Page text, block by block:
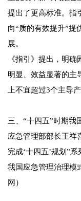
提出了更高标准。指
向“质的有效提升”提
展。
《指引》提出，明
明显、效益显著的主
上不宜超过3个主导
三、“十四五”时期我
应急管理部部长王祥
完成‘十四五’规划”
我国应急管理治理模
网）